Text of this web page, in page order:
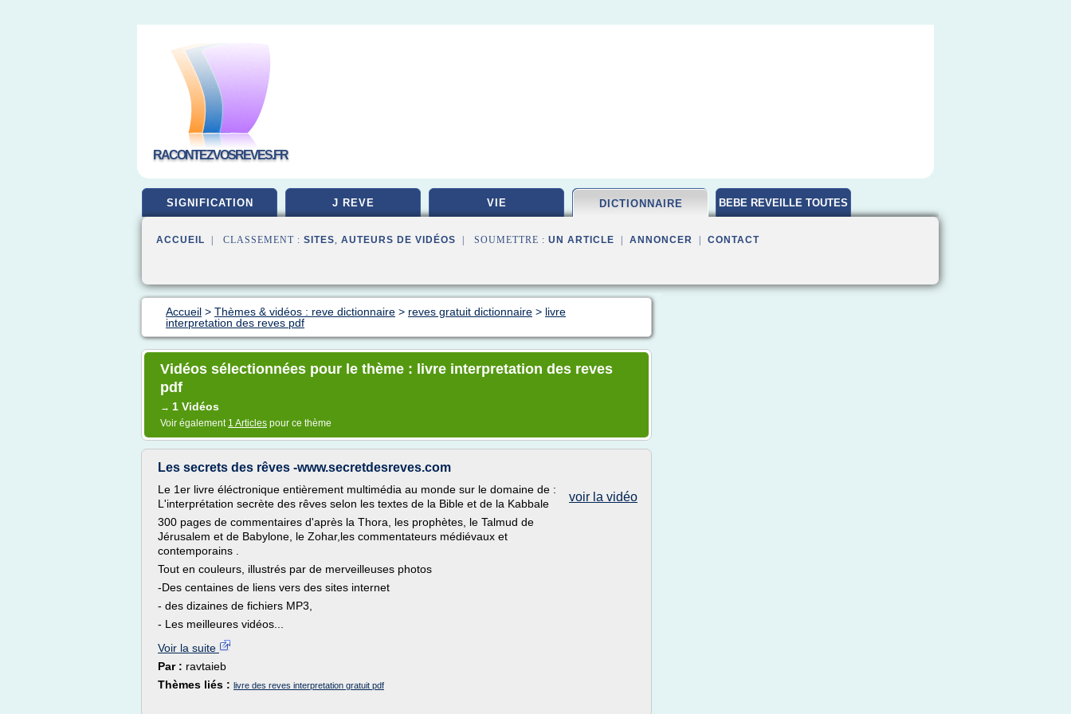
RACONTEZVOSREVES.FR
SIGNIFICATION J REVE VIE DICTIONNAIRE BEBE REVEILLE TOUTES
ACCUEIL | CLASSEMENT : SITES, AUTEURS DE VIDÉOS | SOUMETTRE : UN ARTICLE ANNONCER CONTACT
Accueil > Thèmes & vidéos : reve dictionnaire > reves gratuit dictionnaire > livre
interpretation des reves pdf
Vidéos sélectionnées pour le thème : livre interpretation des reves
pdf
→ 1 Vidéos
Voir également 1 Articles pour ce thème
Les secrets des rêves -www.secretdesreves.com
voir la vidéo
Le 1er livre éléctronique entièrement multimédia au monde sur le domaine de :
L'interprétation secrète des rêves selon les textes de la Bible et de la Kabbale
300 pages de commentaires d'après la Thora, les prophètes, le Talmud de
Jérusalem et de Babylone, le Zohar,les commentateurs médiévaux et
contemporains .
Tout en couleurs, illustrés par de merveilleuses photos
-Des centaines de liens vers des sites internet
- des dizaines de fichiers MP3,
- Les meilleures vidéos...
Voir la suite
Par : ravtaieb
Thèmes liés : livre des reves interpretation gratuit pdf